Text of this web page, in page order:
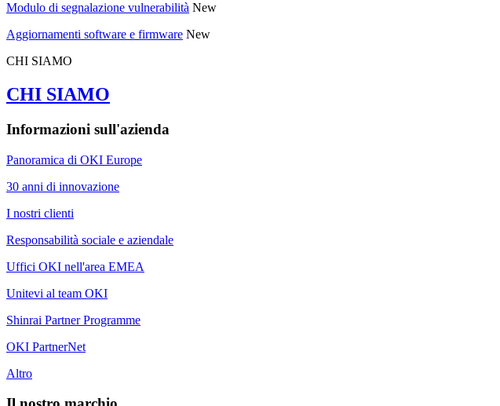
Modulo di segnalazione vulnerabilità New
Aggiornamenti software e firmware New
CHI SIAMO
CHI SIAMO
Informazioni sull'azienda
Panoramica di OKI Europe
30 anni di innovazione
I nostri clienti
Responsabilità sociale e aziendale
Uffici OKI nell'area EMEA
Unitevi al team OKI
Shinrai Partner Programme
OKI PartnerNet
Altro